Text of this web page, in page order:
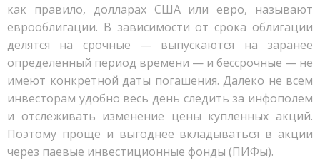
как правило, долларах США или евро, называют
еврооблигации. В зависимости от срока облигации
делятся на срочные — выпускаются на заранее
определенный период времени — и бессрочные — не
имеют конкретной даты погашения. Далеко не всем
инвесторам удобно весь день следить за инфополем
и отслеживать изменение цены купленных акций.
Поэтому проще и выгоднее вкладываться в акции
через паевые инвестиционные фонды (ПИФы).